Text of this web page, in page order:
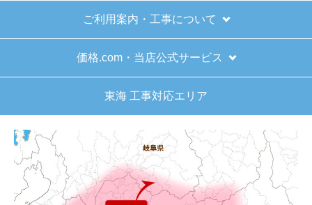
【注文商品】給湯器 【注文時期】2025
年11月頃（モバイルから）
【このショップを選んだ理由は？】
キッチン混合栓に続いて2回目の利用です。価格が
リーズナブルで、HPの構成から見てしっかりして
いる会社だなと思っていたので再度利用。やはり
ご利用案内・工事について
価格.com・当店公式サービス
東海 工事対応エリア